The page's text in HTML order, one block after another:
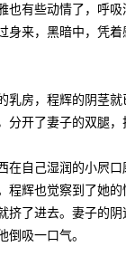
有些动情了，呼吸
身来，黑暗中，凭
房，程辉的阴茎就
分开了妻子的双腿，
自己湿润的小屄口
程辉也觉察到了她
挤了进去。妻子的
倒吸一口气。